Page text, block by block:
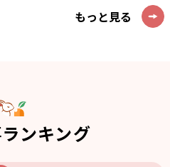
もっと見る
ンキング